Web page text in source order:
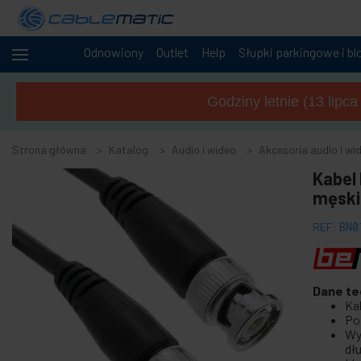
Odnowiony Outlet Help Słupki parkingowe i
Kable +
Szafy i
Audio
-
Akcesoria audio i wideo
Akcesoria do przechwytywania wideo
Akcesoria i adaptery AV
+
Głośniki dźwięku
+
Kabel audio i wideo OFC
Kabel audio
Godziny letnie (13
Strona główna Katalog Audio i wideo Akcesoria audio i
Kabel
męski
REF:
Dane